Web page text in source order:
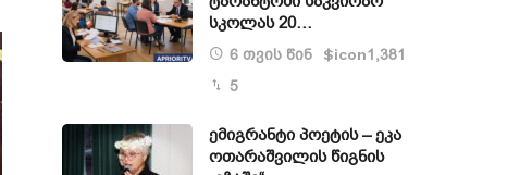
სკოლას 20…
6 თვის წინ $icon1,381
5
ემიგრანტი პოეტის – ეკა
ოთარაშვილის წიგნის